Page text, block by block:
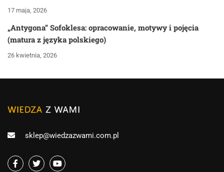
17 maja, 2026
„Antygona” Sofoklesa: opracowanie, motywy i pojęcia
(matura z języka polskiego)
26 kwietnia, 2026
sklep@wiedzazwami.com.pl